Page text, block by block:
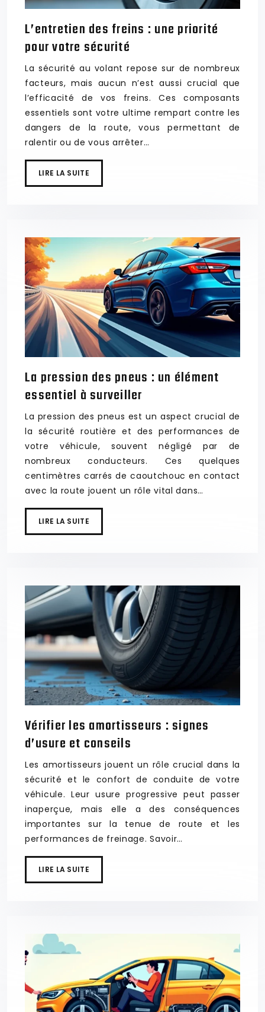
L’entretien des freins : une priorité
pour votre sécurité
La sécurité au volant repose sur de nombreux
facteurs, mais aucun n’est aussi crucial que
l’efficacité de vos freins. Ces composants
essentiels sont votre ultime rempart contre les
dangers de la route, vous permettant de
ralentir ou de vous arrêter…
LIRE LA SUITE
La pression des pneus : un élément
essentiel à surveiller
La pression des pneus est un aspect crucial de
la sécurité routière et des performances de
votre véhicule, souvent négligé par de
nombreux conducteurs. Ces quelques
centimètres carrés de caoutchouc en contact
avec la route jouent un rôle vital dans…
LIRE LA SUITE
Vérifier les amortisseurs : signes
d’usure et conseils
Les amortisseurs jouent un rôle crucial dans la
sécurité et le confort de conduite de votre
véhicule. Leur usure progressive peut passer
inaperçue, mais elle a des conséquences
importantes sur la tenue de route et les
performances de freinage. Savoir…
LIRE LA SUITE